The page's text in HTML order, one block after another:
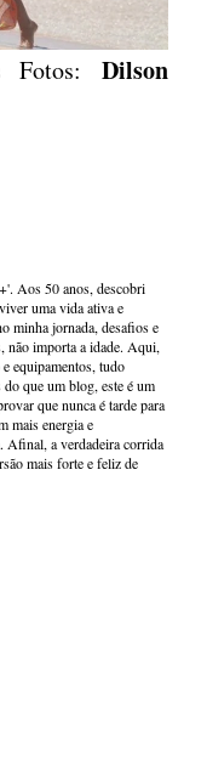
Fotos: Dilson
Aos 50 anos, descobri
uma vida ativa e
minha jornada, desafios e
não importa a idade. Aqui,
equipamentos, tudo
que um blog, este é um
que nunca é tarde para
mais energia e
Afinal, a verdadeira corrida
mais forte e feliz de